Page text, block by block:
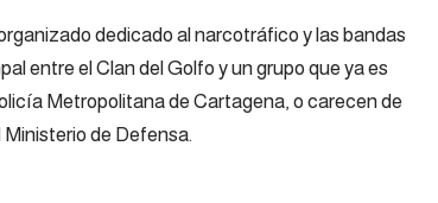
dedicado al narcotráfico y las bandas
entre el Clan del Golfo y un grupo que ya es
Metropolitana de Cartagena, o carecen de
de Defensa.